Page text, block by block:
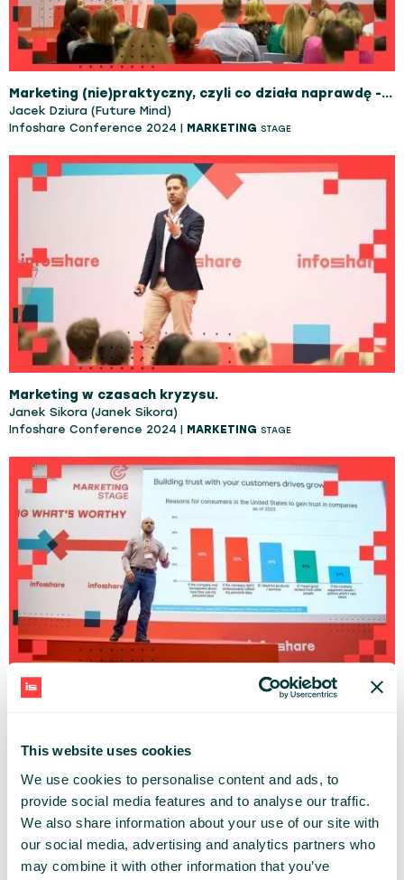
This website uses cookies
We use cookies to personalise content and ads, to
provide social media features and to analyse our traffic.
We also share information about your use of our site with
our social media, advertising and analytics partners who
may combine it with other information that you’ve
Marketing (nie)praktyczny, czyli co działa naprawdę - nie tylko na LinkedInie.
Jacek Dziura (Future Mind)
Infoshare Conference 2024 | MARKETING STAGE
Marketing w czasach kryzysu.
Janek Sikora (Janek Sikora)
Infoshare Conference 2024 | MARKETING STAGE